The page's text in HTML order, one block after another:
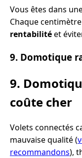
Vous êtes dans
Chaque
rentabilitéet
9. Domotique
9.
coûte cher
Volets connectés
mauvaise qualité (
recommandons),